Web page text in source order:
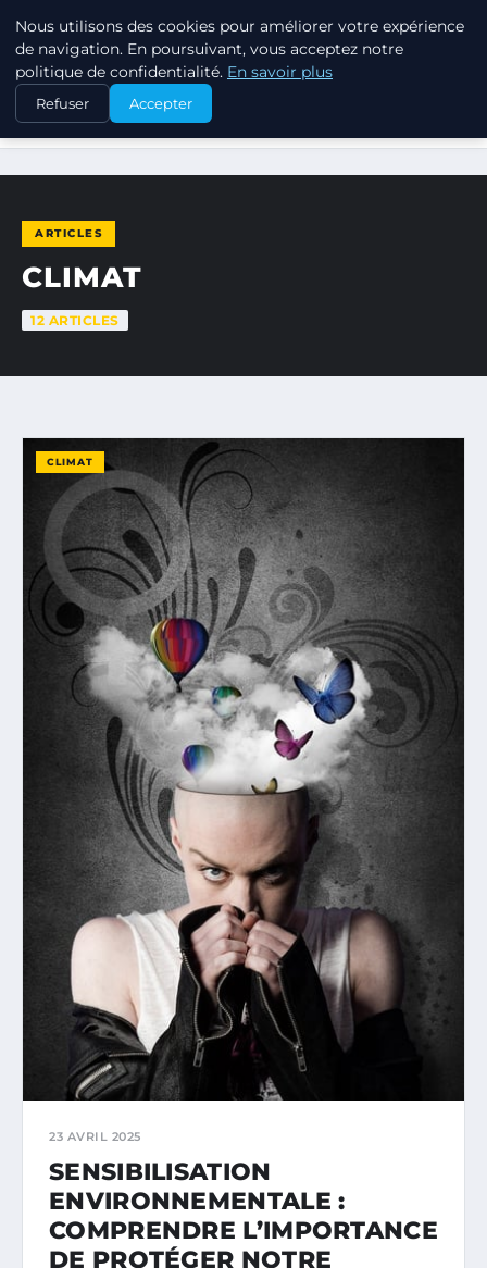
RSE ENJEUX
ACCUEIL CLIMAT
ARTICLES
CLIMAT
12 ARTICLES
CLIMAT
23 AVRIL 2025
SENSIBILISATION
ENVIRONNEMENTALE :
COMPRENDRE L’IMPORTANCE
DE PROTÉGER NOTRE
Nous utilisons des cookies pour améliorer votre expérience
de navigation. En poursuivant, vous acceptez notre
politique de confidentialité. En savoir plus
Refuser Accepter